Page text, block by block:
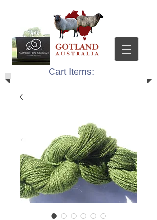
Cart Items: